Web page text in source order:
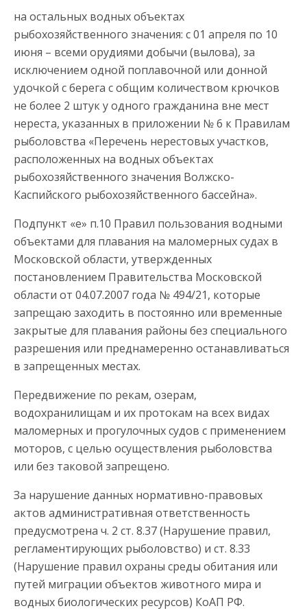
на остальных водных объектах
рыбохозяйственного значения: с 01 апреля по 10
июня – всеми орудиями добычи (вылова), за
исключением одной поплавочной или донной
удочкой с берега с общим количеством крючков
не более 2 штук у одного гражданина вне мест
нереста, указанных в приложении № 6 к Правилам
рыболовства «Перечень нерестовых участков,
расположенных на водных объектах
рыбохозяйственного значения Волжско-
Каспийского рыбохозяйственного бассейна».
Подпункт «е» п.10 Правил пользования водными
объектами для плавания на маломерных судах в
Московской области, утвержденных
постановлением Правительства Московской
области от 04.07.2007 года № 494/21, которые
запрещаю заходить в постоянно или временные
закрытые для плавания районы без специального
разрешения или преднамеренно останавливаться
в запрещенных местах.
Передвижение по рекам, озерам,
водохранилищам и их протокам на всех видах
маломерных и прогулочных судов с применением
моторов, с целью осуществления рыболовства
или без таковой запрещено.
За нарушение данных нормативно-правовых
актов административная ответственность
предусмотрена ч. 2 ст. 8.37 (Нарушение правил,
регламентирующих рыболовство) и ст. 8.33
(Нарушение правил охраны среды обитания или
путей миграции объектов животного мира и
водных биологических ресурсов) КоАП РФ.